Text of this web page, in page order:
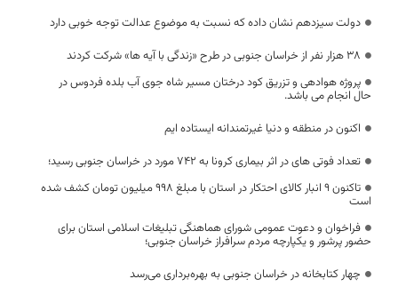
دولت سیزدهم نشان داده که نسبت به موضوع عدالت توجه خوبی دارد
۳۸ هزار نفر از خراسان جنوبی در طرح «زندگی با آیه ها» شرکت کردند
پروژه هوادهی و تزریق کود درختان مسیر شاه جوی آب بلده فردوس در
حال انجام می باشد.
اکنون در منطقه و دنیا غیرتمندانه ایستاده ایم
تعداد فوتی های در اثر بیماری کرونا به 742 مورد در خراسان جنوبی رسید؛
تاکنون 9 انبار کالای احتکار در استان با مبلغ 998 میلیون تومان کشف شده
است
فراخوان و دعوت عمومی شورای هماهنگی تبلیغات اسلامی استان برای
حضور پرشور و یکپارچه مردم سرافراز خراسان جنوبی؛
چهار کتابخانه در خراسان جنوبی به بهره‌برداری می‌رسد